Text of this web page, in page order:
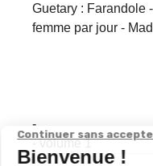
Guetary : Farandole
femme par jour -
-
- volume 1